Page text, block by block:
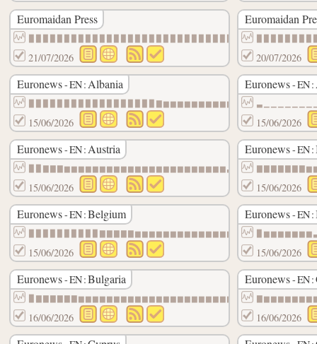
Euromaidan Press
21/07/2026
Euromaidan
20/07/2026
Euronews- EN : Albania
15/06/2026
Euronews- EN :
15/06/2026
Euronews- EN : Austria
15/06/2026
Euronews- EN :
15/06/2026
Euronews- EN :Belgium
15/06/2026
Euronews- EN :
15/06/2026
Euronews- EN :Bulgaria
16/06/2026
Euronews- EN :
16/06/2026